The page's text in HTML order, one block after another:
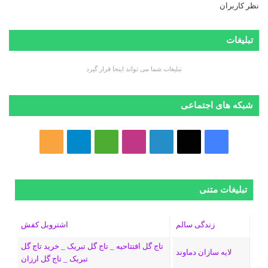
تبلیغات
تبلیغات شما می تواند اینجا قرار گیرد
شبکه های اجتماعی
س
م
تبلیغات متنی
زندگی سالم اشتروبل کفش
لایه سازان دماوند
تاج گل افتتاحیه _ تاج گل تبریک _ خرید تاج گل
تبریک _ تاج گل ارزان